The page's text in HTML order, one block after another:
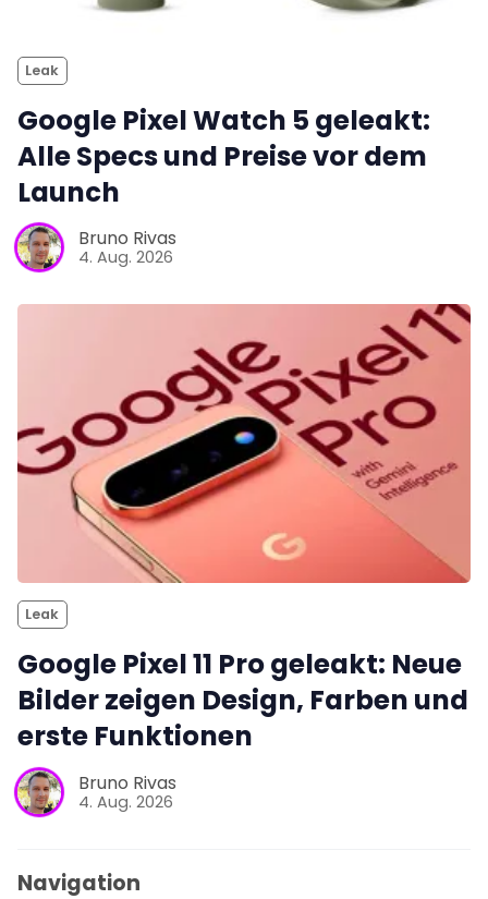
Leak
Google Pixel Watch 5 geleakt:
Alle Specs und Preise vor dem
Launch
Bruno Rivas
4. Aug. 2026
Leak
Google Pixel 11 Pro geleakt: Neue
Bilder zeigen Design, Farben und
erste Funktionen
Bruno Rivas
4. Aug. 2026
Navigation